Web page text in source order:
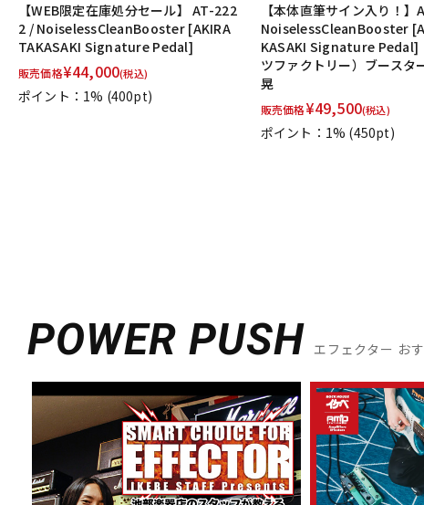
【WEB限定在庫処分セール】 AT-222
2 / NoiselessCleanBooster [AKIRA
TAKASAKI Signature Pedal]
販売価格¥44,000(税込)
ポイント：1% (400pt)
【本体直筆サイン入り！
NoiselessCleanBooster
KASAKI Signature Pedal]
ツファクトリー）ブース
晃
販売価格¥49,500(税込)
ポイント：1% (450pt)
POWER PUSH エフェクター お